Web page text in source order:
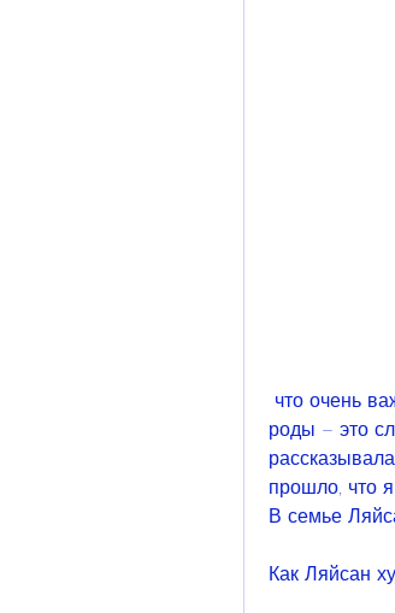
роды – это
прошло, что
В семье
Как Ляйсан